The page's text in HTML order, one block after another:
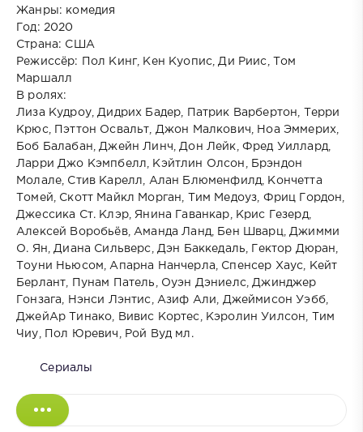
Жанры: комедия
Год: 2020
Страна: США
Режиссёр: Пол Кинг, Кен Куопис, Ди Риис, Том
Маршалл
В ролях:
Лиза Кудроу, Дидрих Бадер, Патрик Варбертон, Терри
Крюс, Пэттон Освальт, Джон Малкович, Ноа Эммерих,
Боб Балабан, Джейн Линч, Дон Лейк, Фред Уиллард,
Ларри Джо Кэмпбелл, Кэйтлин Олсон, Брэндон
Молале, Стив Карелл, Алан Блюменфилд, Кончетта
Томей, Скотт Майкл Морган, Тим Медоуз, Фриц Гордон,
Джессика Ст. Клэр, Янина Гаванкар, Крис Гезерд,
Алексей Воробьёв, Аманда Ланд, Бен Шварц, Джимми
О. Ян, Диана Сильверс, Дэн Баккедаль, Гектор Дюран,
Тоуни Ньюсом, Апарна Нанчерла, Спенсер Хаус, Кейт
Берлант, Пунам Патель, Оуэн Дэниелс, Джинджер
Гонзага, Нэнси Лэнтис, Азиф Али, Джеймисон Уэбб,
ДжейАр Тинако, Вивис Кортес, Кэролин Уилсон, Тим
Чиу, Пол Юревич, Рой Вуд мл.
Сериалы